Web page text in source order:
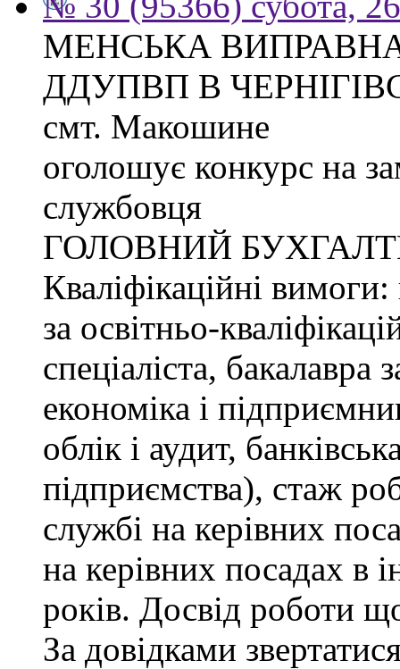
МЕНСЬКА
ДДУПВП В
смт. Макошине
оголошує конкурс на
службовця
ГОЛОВНИЙ
Кваліфікаційні
за освітньо-
спеціаліста,
економіка і
облік і аудит,
підприємства), стаж
службі на керівних
на керівних посадах в
років. Досвід роботи
За довідками